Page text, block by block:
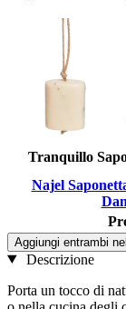
Tranquillo
Najel
Aggiungi entrambi
Descrizione
Porta un tocco di